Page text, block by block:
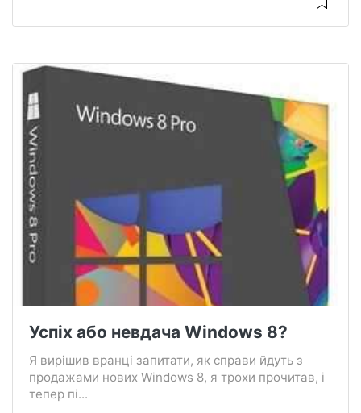
Успіх або невдача Windows 8?
Я вирішив вранці запитати, як справи йдуть з
продажами нових Windows 8, я трохи прочитав, і
тепер пі...